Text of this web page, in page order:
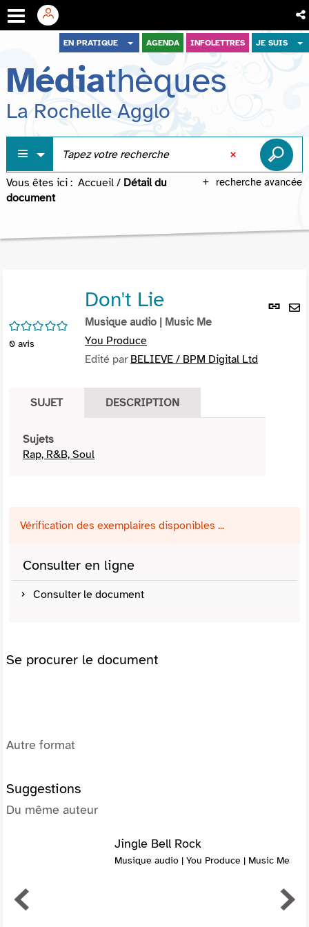
menu
contenu
recherche
EN PRATIQUE AGENDA INFOLETTRES JE SUIS
Médiathèques
La Rochelle Agglo
recherche avancée
Vous êtes ici : Accueil / Détail du
document
Lien
/5
0 avis
Don't Lie
Musique audio | Music Me
You Produce
Edité par BELIEVE / BPM Digital Ltd
SUJET DESCRIPTION
Sujets
Rap, R&B, Soul
Vérification des exemplaires disponibles ...
Consulter en ligne
Consulter le document
Se procurer le document
Autre format
Suggestions
Du même auteur
Jingle Bell Rock
Musique audio | You Produce | Music Me